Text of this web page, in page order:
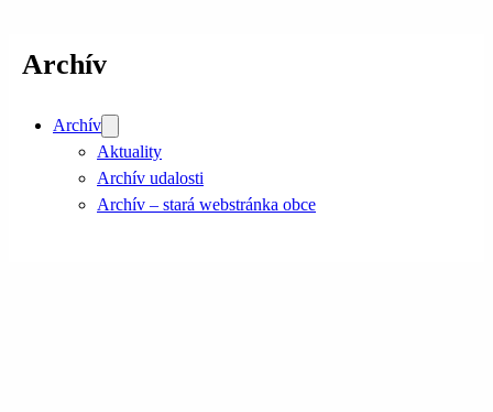
Archív
Archív
Aktuality
Archív udalosti
Archív – stará webstránka obce